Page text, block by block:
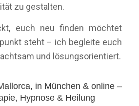
zu gestalten.
euch neu finden möchtet
steht – ich begleite euch
und lösungsorientiert.